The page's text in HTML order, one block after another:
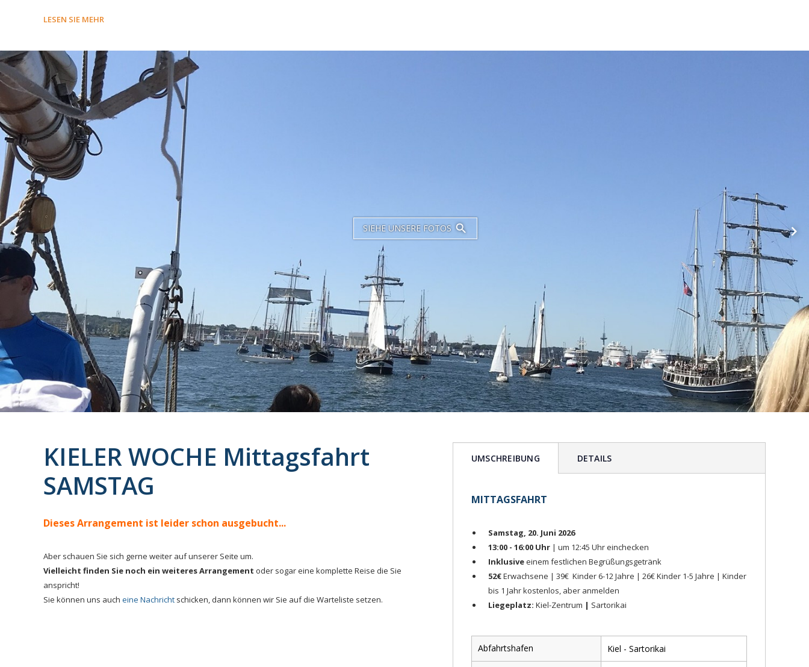
LESEN SIE MEHR
SIEHE UNSERE FOTOS
KIELER WOCHE Mittagsfahrt
SAMSTAG
Dieses Arrangement ist leider schon ausgebucht...
Aber schauen Sie sich gerne weiter auf unserer Seite um.
Vielleicht finden Sie noch ein weiteres Arrangement oder sogar eine komplette Reise die Sie
anspricht!
Sie können uns auch eine Nachricht schicken, dann können wir Sie auf die Warteliste setzen.
UMSCHREIBUNG DETAILS
MITTAGSFAHRT
Samstag, 20. Juni 2026
13:00 - 16:00 Uhr | um 12:45 Uhr einchecken
Inklusiveeinem festlichen Begrüßungsgetränk
52€Erwachsene | 39€ Kinder 6-12 Jahre | 26€Kinder 1-5 Jahre | Kinder
bis 1 Jahr kostenlos, aber anmelden
Liegeplatz: Kiel-Zentrum | Sartorikai
Abfahrtshafen Kiel - Sartorikai